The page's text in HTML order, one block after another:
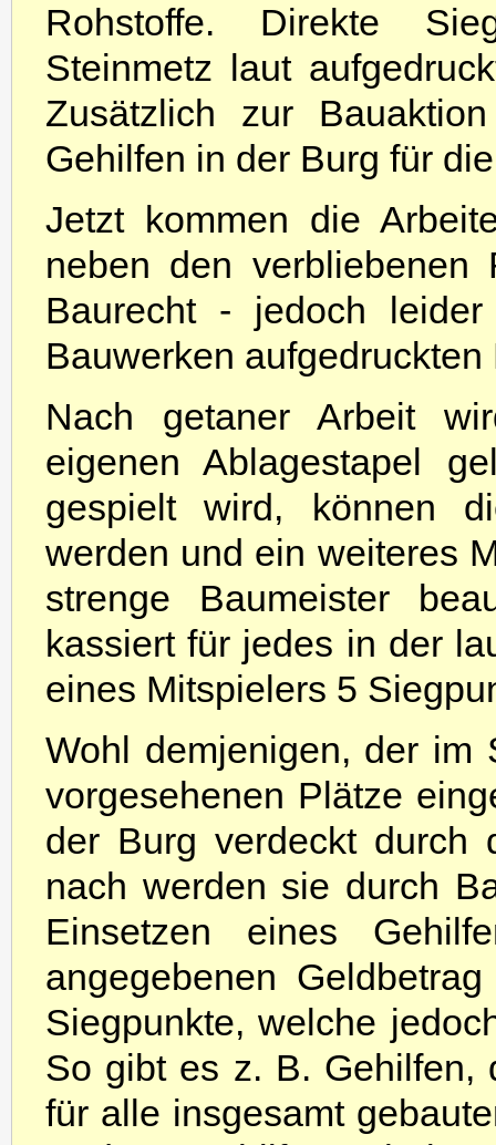
Rohstoffe. Direkte
Steinmetz laut
Zusätzlich zur
Gehilfen in der Burg für
Jetzt kommen die
neben den verbliebenen
Baurecht - jedoch
Bauwerken aufgedruckten
Nach getaner Arbeit
eigenen Ablagestapel
gespielt wird, können
werden und ein weiteres
strenge Baumeister
kassiert für jedes in der
eines Mitspielers 5
Wohl demjenigen, der im
vorgesehenen Plätze
der Burg verdeckt durch
nach werden sie durch
Einsetzen eines
angegebenen
Siegpunkte, welche
So gibt es z. B. Gehilfen,
für alle insgesamt